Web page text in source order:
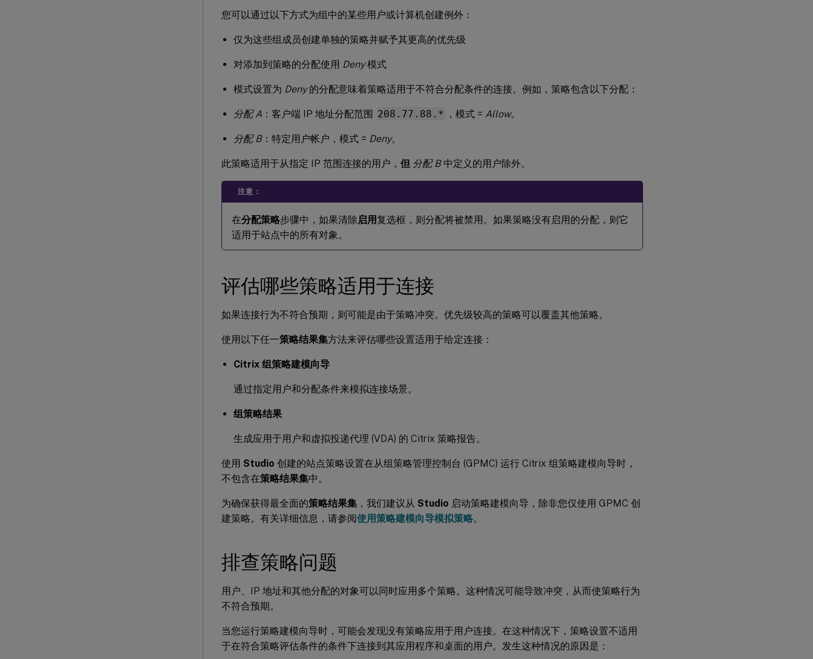
您可以通过以下方式为组中的某些用户或计算机创建例外：
仅为这些组成员创建单独的策略并赋予其更高的优先级
对添加到策略的分配使用 Deny模式
模式设置为 Deny的分配意味着策略适用于不符合分配条件的连接。例如，策略包含以下分配：
分配 A ：客户端 IP 地址分配范围 208.77.88.* ，模式 = Allow。
分配 B：特定用户帐户，模式 = Deny。
此策略适用于从指定 IP 范围连接的用户， 但 分配 B中定义的用户除外。
注意：
在分配策略步骤中，如果清除启用复选框，则分配将被禁用。如果策略没有启用的分配，则它
适用于站点中的所有对象。
评估哪些策略适用于连接
如果连接行为不符合预期，则可能是由于策略冲突。优先级较高的策略可以覆盖其他策略。
使用以下任一策略结果集方法来评估哪些设置适用于给定连接：
Citrix 组策略建模向导
通过指定用户和分配条件来模拟连接场景。
组策略结果
生成应用于用户和虚拟投递代理 (VDA) 的 Citrix 策略报告。
使用 Studio 创建的站点策略设置在从组策略管理控制台 (GPMC) 运行 Citrix 组策略建模向导时，
不包含在策略结果集中。
为确保获得最全面的策略结果集 ，我们建议从 Studio 启动策略建模向导，除非您仅使用 GPMC 创
建策略。有关详细信息，请参阅使用策略建模向导模拟策略。
排查策略问题
用户、IP 地址和其他分配的对象可以同时应用多个策略。这种情况可能导致冲突，从而使策略行为
不符合预期。
当您运行策略建模向导时，可能会发现没有策略应用于用户连接。在这种情况下，策略设置不适用
于在符合策略评估条件的条件下连接到其应用程序和桌面的用户。发生这种情况的原因是：